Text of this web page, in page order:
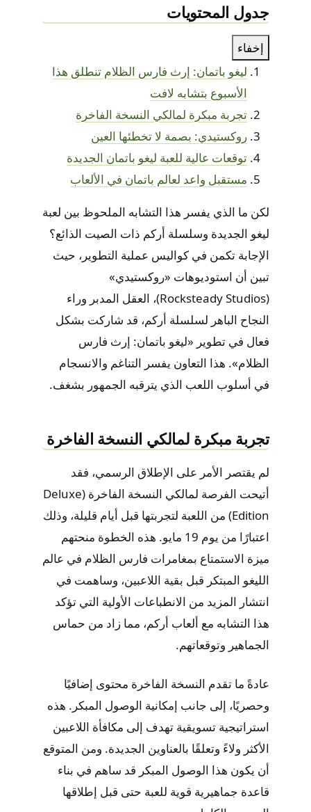
جدول المحتويات
إخفاء
ليغو باتمان: إرث فارس الظلام تنطلق هذا
الأسبوع بتشابه لافت
تجربة مبكرة لمالكي النسخة الفاخرة
روكستيدي: بصمة لا تخطئها العين
توقعات عالية للعبة ليغو باتمان الجديدة
مستقبل واعد لعالم باتمان في الألعاب
لكن ما الذي يفسر هذا التشابه الملحوظ بين لعبة
ليغو الجديدة وسلسلة أركم ذات الصيت الذائع؟
الإجابة تكمن في كواليس عملية التطوير، حيث
تبين أن استوديوهات «روكستيدي»
(Rocksteady Studios)، العقل المدبر وراء
النجاح الباهر لسلسلة أركم، قد شاركت بشكل
فعال في تطوير «ليغو باتمان: إرث فارس
الظلام». هذا التعاون يفسر التناغم والانسجام
في أسلوب اللعب الذي يترقبه الجمهور بشغف.
تجربة مبكرة لمالكي النسخة الفاخرة
لم يقتصر الأمر على الإطلاق الرسمي، فقد
أتيحت الفرصة لمالكي النسخة الفاخرة (Deluxe
Edition) من اللعبة لتجربتها قبل أيام قليلة، وذلك
اعتبارًا من يوم 19 مايو. هذه الخطوة منحتهم
ميزة الاستمتاع بمغامرات فارس الظلام في عالم
الليغو المبتكر قبل بقية اللاعبين، وساهمت في
انتشار المزيد من الانطباعات الأولية التي تؤكد
هذا التشابه مع ألعاب أركم، مما زاد من حماس
الجماهير وتوقعاتهم.
عادةً ما تقدم النسخة الفاخرة محتوى إضافيًا
وحصريًا، إلى جانب إمكانية الوصول المبكر. هذه
استراتيجية تسويقية تهدف إلى مكافأة اللاعبين
الأكثر ولاءً وتعلقًا بالعناوين الجديدة. ومن المتوقع
أن يكون هذا الوصول المبكر قد ساهم في بناء
قاعدة جماهيرية قوية للعبة حتى قبل إطلاقها